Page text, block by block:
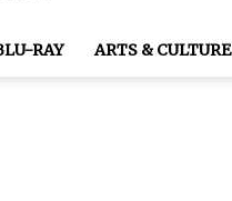
RAY ARTS & CULTURE